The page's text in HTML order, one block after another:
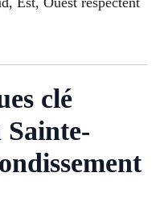
clé
Sainte-